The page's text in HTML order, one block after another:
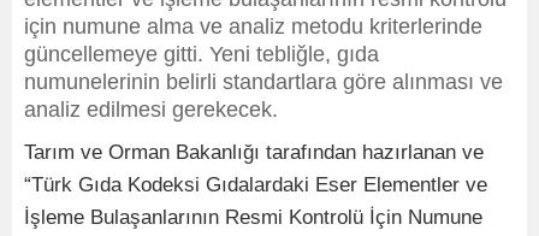
için numune alma ve analiz metodu kriterlerinde
güncellemeye gitti. Yeni tebliğle, gıda
numunelerinin belirli standartlara göre alınması ve
analiz edilmesi gerekecek.
Tarım ve Orman Bakanlığı tarafından hazırlanan ve
“Türk Gıda Kodeksi Gıdalardaki Eser Elementler ve
İşleme Bulaşanlarının Resmi Kontrolü İçin Numune